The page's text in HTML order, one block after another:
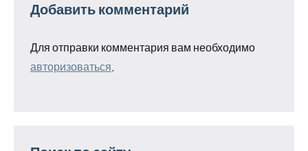
Добавить комментарий
Для отправки комментария вам необходимо
авторизоваться